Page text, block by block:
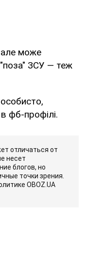
але може
ЗСУ — теж
фб-профілі.
отличаться от
несет
блогов, но
точки зрения.
OBOZ.UA